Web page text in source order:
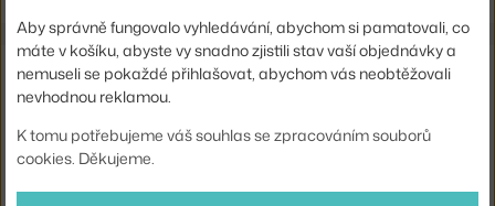
Související produkty
LAVICE LINEAR 110 CM, GREY
17 479 Kč
Aby správně fungovalo vyhledávání, abychom si pamatovali, co
máte v košíku, abyste vy snadno zjistili stav vaší objednávky a
nemuseli se pokaždé přihlašovat, abychom vás neobtěžovali
nevhodnou reklamou.
K tomu potřebujeme váš souhlas se zpracováním souborů
cookies. Děkujeme.